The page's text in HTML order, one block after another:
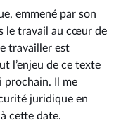
emmené par son
le travail au cœur de
travailler est
l’enjeu de ce texte
prochain. Il me
juridique en
cette date.